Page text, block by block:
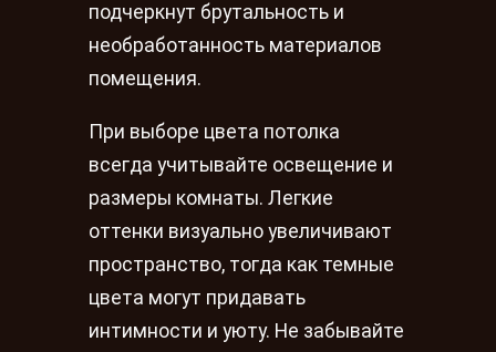
подчеркнут брутальность и
необработанность материалов
помещения.
При выборе цвета потолка
всегда учитывайте освещение и
размеры комнаты. Легкие
оттенки визуально увеличивают
пространство, тогда как темные
цвета могут придавать
интимности и уюту. Не забывайте